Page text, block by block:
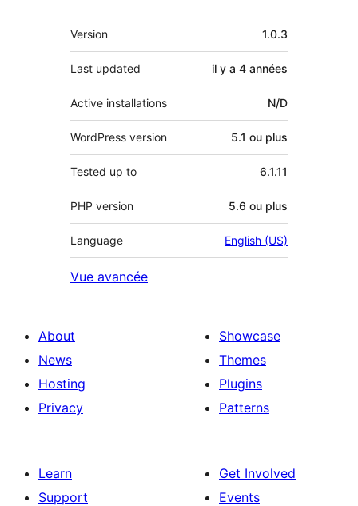
Méta
Version 1.0.3
Last updated il y a 4 années
Active installations N/D
WordPress version 5.1 ou plus
Tested up to 6.1.11
PHP version 5.6 ou plus
Language English (US)
Vue avancée
About
News
Hosting
Privacy
Showcase
Themes
Plugins
Patterns
Learn
Support
Get Involved
Events